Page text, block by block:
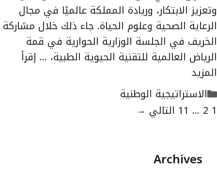
وتعزيز الابتكار، وريادة المملكة عالميًا في مجال
الرعاية الصحية وعلوم الحياة. جاء ذلك خلال مشاركة
الخريف في الجلسة الوزارية الحوارية في قمة
الرياض العالمية للتقنية الحيوية الطبية، … إقرأ
المزيد
التصنيفات
الاستراتيجية الوطنية
الصفحة
1 الصفحة
2
... الصفحة
11 التالي →
Archives